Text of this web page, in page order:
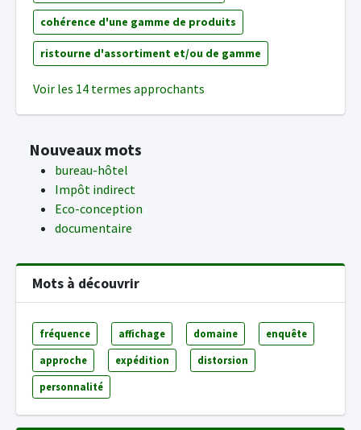
cohérence d'une gamme de produits
ristourne d'assortiment et/ou de gamme
Voir les 14 termes approchants
Nouveaux mots
bureau-hôtel
Impôt indirect
Eco-conception
documentaire
Mots à découvrir
fréquence affichage domaine enquête
approche expédition distorsion
personnalité